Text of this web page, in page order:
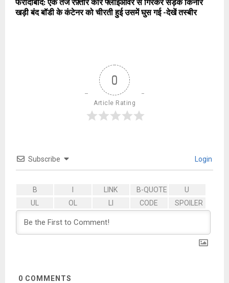
खड़ी बंद बॉडी के कंटेनर को चीरती हुई उसमें घुस गई -देखें तस्बीर
0
Article Rating
Subscribe Login
0 COMMENTS